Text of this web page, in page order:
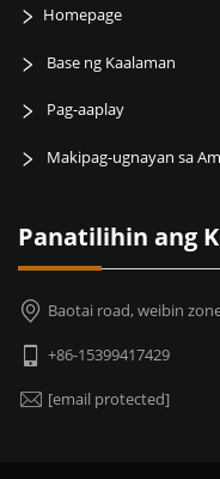
Homepage
Base ng Kaalaman
Pag-aaplay
Makipag-ugnayan sa
Panatilihin ang
Baotai road, weibin
+86-15399417429
[email protected]